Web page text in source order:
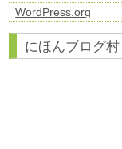
WordPress.org
にほんブログ村